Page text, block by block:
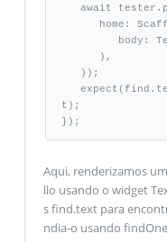
t);
});
Aqui, renderizamos
llo usando o widget
s find.text para
ndia-o usando